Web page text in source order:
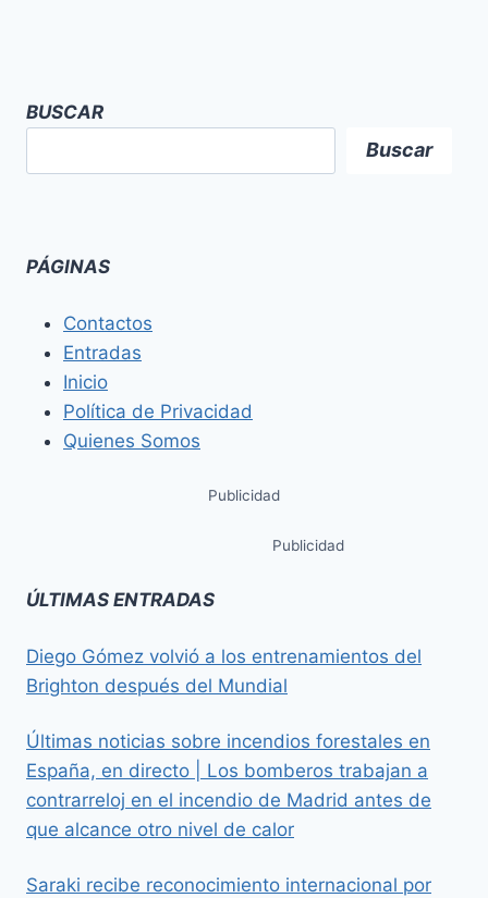
BUSCAR
Buscar
PÁGINAS
Contactos
Entradas
Inicio
Política de Privacidad
Quienes Somos
Publicidad
Publicidad
ÚLTIMAS ENTRADAS
Diego Gómez volvió a los entrenamientos del
Brighton después del Mundial
Últimas noticias sobre incendios forestales en
España, en directo | Los bomberos trabajan a
contrarreloj en el incendio de Madrid antes de
que alcance otro nivel de calor
Saraki recibe reconocimiento internacional por